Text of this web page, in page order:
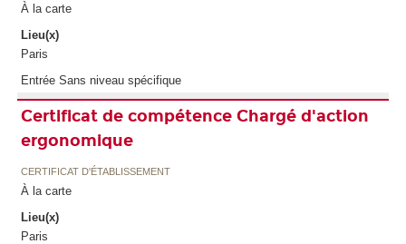
À la carte
Lieu(x)
Paris
Entrée Sans niveau spécifique
Certificat de compétence Chargé d'action
ergonomique
CERTIFICAT D'ÉTABLISSEMENT
À la carte
Lieu(x)
Paris